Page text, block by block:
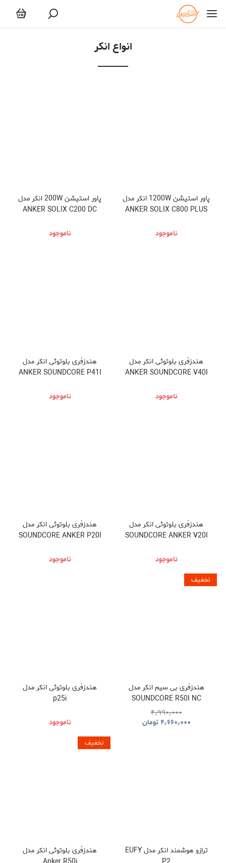
انواع انکر
پاور استیشن 1200W انکر مدل
ANKER SOLIX C800 PLUS
STATION A1754
ناموجود
پاور استیشن 200W انکر مدل
ANKER SOLIX C200 DC
STATION
ناموجود
هندزفری بلوتوثی انکر مدل
ANKER SOUNDCORE V40I
ناموجود
هندزفری بلوتوثی انکر مدل
ANKER SOUNDCORE P41I
ناموجود
هندزفری بلوتوثی انکر مدل
SOUNDCORE ANKER V20I
ناموجود
هندزفری بلوتوثی انکر مدل
SOUNDCORE ANKER P20I
ناموجود
تخفیف
هندزفری بی سیم انکر مدل
SOUNDCORE R50I NC
۴٫۹۹۰٫۰۰۰
۴٫۶۶۰٫۰۰۰ تومان
هندزفری بلوتوثی انکر مدل
p25i
ناموجود
ترازو هوشمند انکر مدل EUFY
تخفیف
هندزفری بلوتوثی انکر مدل